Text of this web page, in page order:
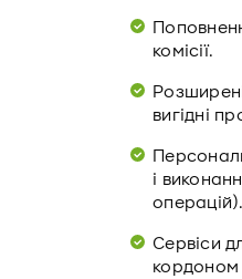
комісії.
вигідні
і
операцій).
Сервіси
кордоном